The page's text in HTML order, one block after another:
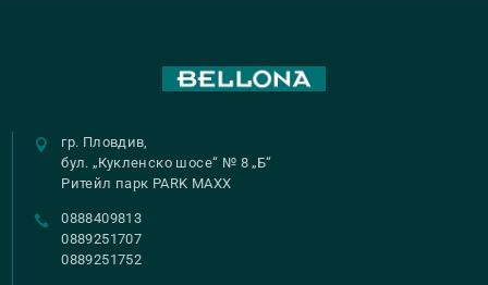
гр. Пловдив,
бул. „Кукленско шосе“ № 8 „Б“
Ритейл парк PARK MAXX
0888409813
0889251707
0889251752